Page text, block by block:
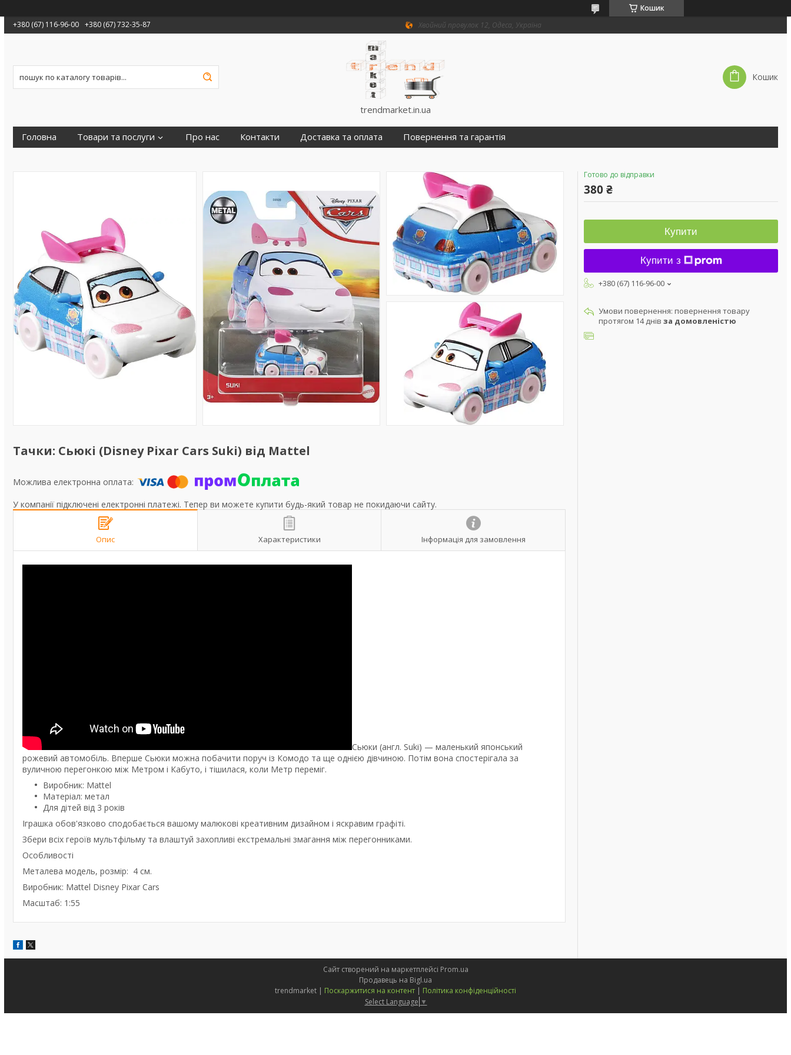
Кошик
+380 (67) 116-96-00 +380 (67) 732-35-87 Хвойний провулок 12, Одеса, Україна
trendmarket.in.ua
Кошик
Головна Товари та послуги Про нас Контакти Доставка та оплата Повернення та гарантія
Тачки: Сьюкі (Disney Pixar Cars Suki) від Mattel
У компанії підключені електронні платежі. Тепер ви можете купити будь-який товар не покидаючи сайту.
Опис Характеристики Інформація для замовлення
Сьюки (англ. Suki) — маленький японський
рожевий автомобіль. Вперше Сьюки можна побачити поруч із Комодо та ще однією дівчиною. Потім вона спостерігала за
вуличною перегонкою між Метром і Кабуто, і тішилася, коли Метр переміг.
Виробник: Mattel
Матеріал: метал
Для дітей від 3 років
Іграшка обов'язково сподобається вашому малюкові креативним дизайном і яскравим графіті.
Збери всіх героїв мультфільму та влаштуй захопливі екстремальні змагання між перегонниками.
Особливості
Металева модель, розмір: 4 см.
Виробник: Mattel Disney Pixar Cars
Масштаб: 1:55
Готово до відправки
380 ₴
Купити
Купити з
+380 (67) 116-96-00
повернення товару
протягом 14 днів за домовленістю
Сайт створений на маркетплейсі Prom.ua
Продавець на Bigl.ua
trendmarket | Поскаржитися на контент | Політика конфіденційності
Select Language ▼